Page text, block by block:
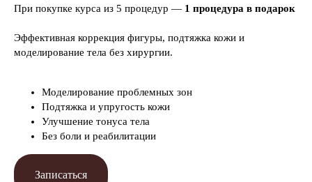
ЗАКАЗАТЬ ЗВОНОК
При покупке курса из 5 процедур — 1 процедура в подарок
Эффективная коррекция фигуры, подтяжка кожи и
моделирование тела без хирургии.
Моделирование проблемных зон
Подтяжка и упругость кожи
Улучшение тонуса тела
Без боли и реабилитации
Записаться